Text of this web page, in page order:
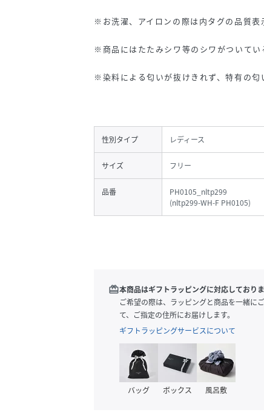
※お洗濯、アイロンの際は内タグの品質表
※商品にはたたみシワ等のシワがついてい
※染料による匂いが抜けきれず、特有の匂
性別タイプ レディース
サイズ フリー
品番
PH0105_nltp299
(nltp299-WH-F PH0105)
redeem本商品はギフトラッピングに対応しておりま
ご希望の際は、ラッピングと商品を一緒に
て、ご指定の住所にお届けします。
ギフトラッピングサービスについて
バッグ ボックス 風呂敷